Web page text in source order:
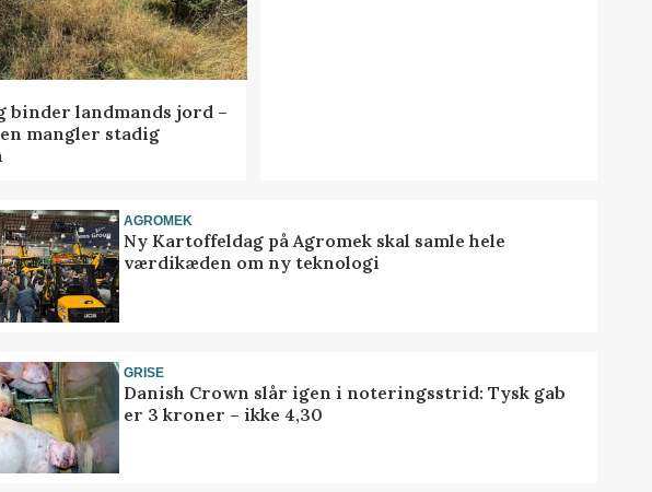
binder landmands jord –
mangler stadig
AGROMEK
Ny Kartoffeldag på Agromek skal samle hele
værdikæden om ny teknologi
GRISE
Danish Crown slår igen i noteringsstrid: Tysk gab
er 3 kroner – ikke 4,30